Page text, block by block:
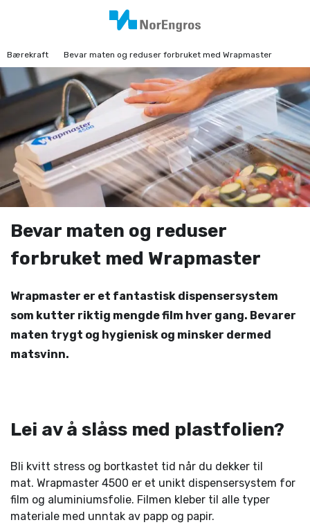
Bærekraft Bevar maten og reduser forbruket med Wrapmaster
Bevar maten og reduser
forbruket med Wrapmaster
Wrapmaster er et fantastisk dispensersystem
som kutter riktig mengde film hver gang. Bevarer
maten trygt og hygienisk og minsker dermed
matsvinn.
Lei av å slåss med plastfolien?
Bli kvitt stress og bortkastet tid når du dekker til
mat. Wrapmaster 4500 er et unikt dispensersystem for
film og aluminiumsfolie. Filmen kleber til alle typer
materiale med unntak av papp og papir.